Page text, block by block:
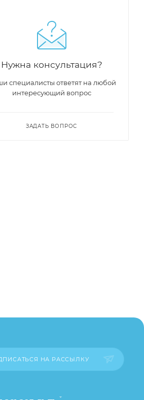
Нужна консультация?
специалисты ответят на любой
интересующий вопрос
ЗАДАТЬ ВОПРОС
НА РАССЫЛКУ